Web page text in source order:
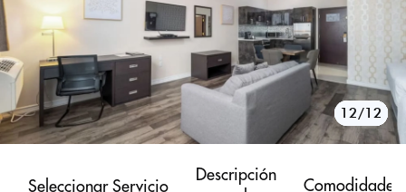
1/12
2/12
3/12
4/12
5/12
6/12
7/12
8/12
9/12
10/12
11/12
12/12
Seleccionar Servicio
Descripción
Comodidades